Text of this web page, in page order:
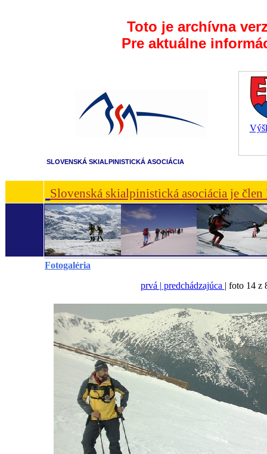
Toto je archívna
Pre aktuálne
SLOVENSKÁ SKIALPINISTICKÁ ASOCIÁCIA
Slovenská skialpinistická asociácia je
Fotogaléria
prvá | predchádzajúca | foto 14 z